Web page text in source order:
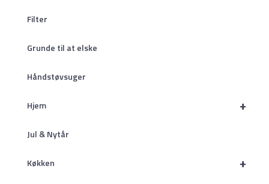
Filter
Grunde til at elske
Håndstøvsuger
+
Hjem
Jul & Nytår
+
Køkken